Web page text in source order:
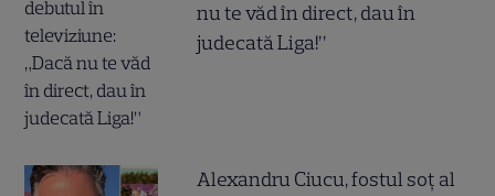
nu te văd în direct, dau în
judecată Liga!”
Alexandru Ciucu, fostul soț al